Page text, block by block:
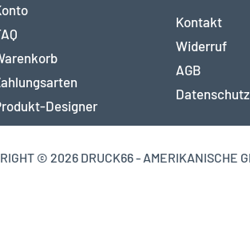
Designer
Kontakt
Widerruf
AGB
© 2026 DRUCK66 - AMERIKANISCHE